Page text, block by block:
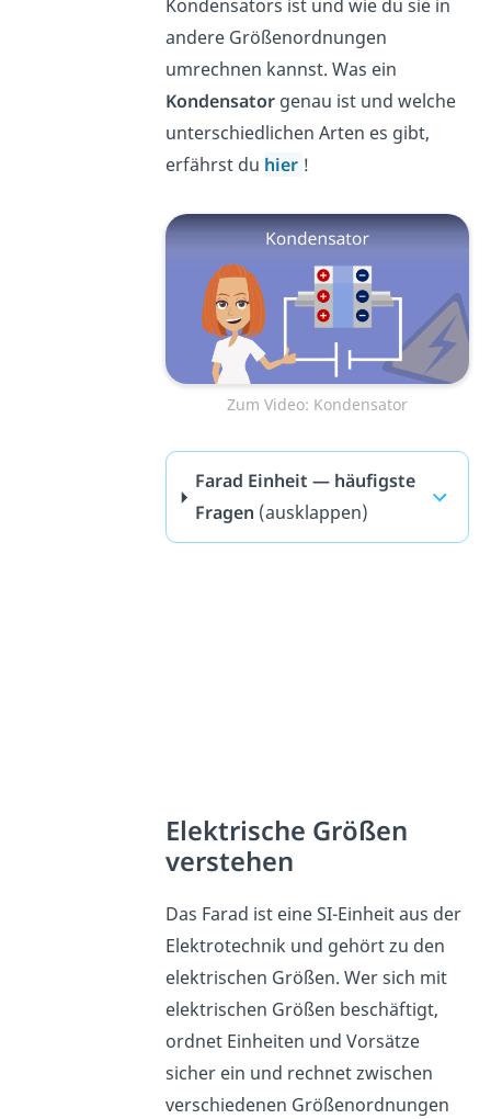
Kondensators ist und wie du sie in
andere Größenordnungen
umrechnen kannst. Was ein
Kondensatorgenau ist und welche
unterschiedlichen Arten es gibt,
erfährst du hier !
Zum Video: Kondensator
Farad Einheit — häufigste
Fragen (ausklappen)
Elektrische Größen
verstehen
Das Farad ist eine SI-Einheit aus der
Elektrotechnik und gehört zu den
elektrischen Größen. Wer sich mit
elektrischen Größen beschäftigt,
ordnet Einheiten und Vorsätze
sicher ein und rechnet zwischen
verschiedenen Größenordnungen